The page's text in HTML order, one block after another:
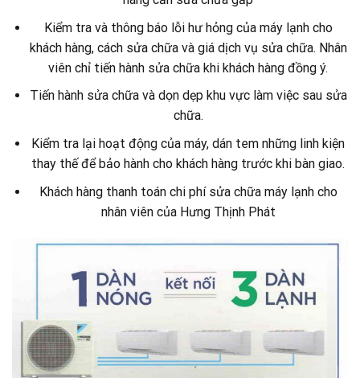
Kiểm tra và thông báo lỗi hư hỏng của máy lạnh cho
khách hàng, cách sửa chữa và giá dịch vụ sửa chữa. Nhân
viên chỉ tiến hành sửa chữa khi khách hàng đồng ý.
Tiến hành sửa chữa và dọn dẹp khu vực làm việc sau sửa
chữa.
Kiểm tra lại hoạt động của máy, dán tem những linh kiện
thay thế để bảo hành cho khách hàng trước khi bàn giao.
Khách hàng thanh toán chi phí sửa chữa máy lạnh cho
nhân viên của Hưng Thịnh Phát